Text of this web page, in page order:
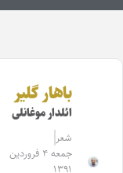
باهار گلیر
ائلدار موغانلی
شعر
جمعه ۴ فروردین
۱۳۹۱